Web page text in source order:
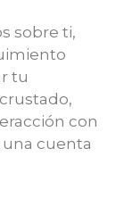
sobre ti,
tu
con
cuenta